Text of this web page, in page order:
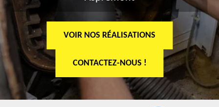
VOIR NOS RÉALISATIONS
CONTACTEZ-NOUS !